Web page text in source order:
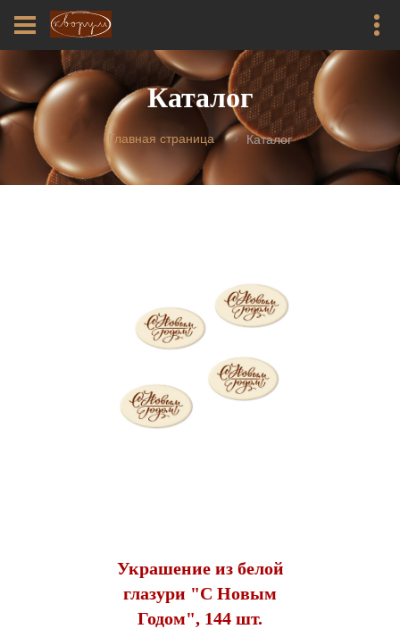
Каталог
Главная страница Каталог
Украшение из белой
глазури "С Новым
Годом", 144 шт.